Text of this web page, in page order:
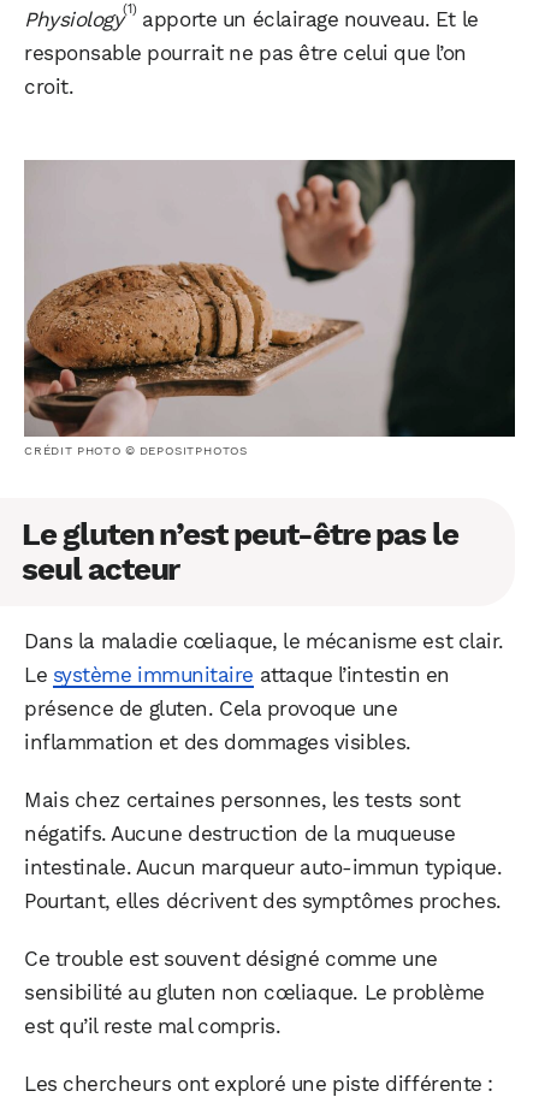
Physiology(1) apporte un éclairage nouveau. Et le
responsable pourrait ne pas être celui que l’on
croit.
CRÉDIT PHOTO © DEPOSITPHOTOS
Le gluten n’est peut-être pas le
seul acteur
Dans la maladie cœliaque, le mécanisme est clair.
Le système immunitaire attaque l’intestin en
présence de gluten. Cela provoque une
inflammation et des dommages visibles.
Mais chez certaines personnes, les tests sont
négatifs. Aucune destruction de la muqueuse
intestinale. Aucun marqueur auto-immun typique.
Pourtant, elles décrivent des symptômes proches.
Ce trouble est souvent désigné comme une
sensibilité au gluten non cœliaque. Le problème
est qu’il reste mal compris.
Les chercheurs ont exploré une piste différente :